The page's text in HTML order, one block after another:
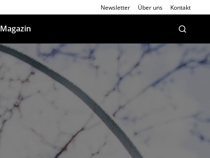
Newsletter Über uns Kontakt
Magazin